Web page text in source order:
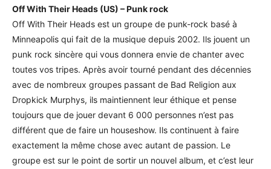
Off With Their Heads (US) – Punk rock
Off With Their Heads est un groupe de punk-rock basé à
Minneapolis qui fait de la musique depuis 2002. Ils jouent un
punk rock sincère qui vous donnera envie de chanter avec
toutes vos tripes. Après avoir tourné pendant des décennies
avec de nombreux groupes passant de Bad Religion aux
Dropkick Murphys, ils maintiennent leur éthique et pense
toujours que de jouer devant 6 000 personnes n’est pas
différent que de faire un houseshow. Ils continuent à faire
exactement la même chose avec autant de passion. Le
groupe est sur le point de sortir un nouvel album, et c’est leur